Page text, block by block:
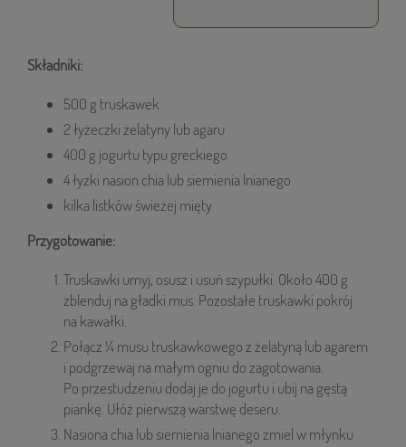
Składniki:
500 g truskawek
2 łyżeczki żelatyny lub agaru
400 g jogurtu typu greckiego
4 łyżki nasion chia lub siemienia lnianego
kilka listków świeżej mięty
Przygotowanie:
Truskawki umyj, osusz i usuń szypułki. Około 400 g
zblenduj na gładki mus. Pozostałe truskawki pokrój
na kawałki.
Połącz ¼ musu truskawkowego z żelatyną lub agarem
i podgrzewaj na małym ogniu do zagotowania.
Po przestudzeniu dodaj je do jogurtu i ubij na gęstą
piankę. Ułóż pierwszą warstwę deseru.
Nasiona chia lub siemienia lnianego zmiel w młynku